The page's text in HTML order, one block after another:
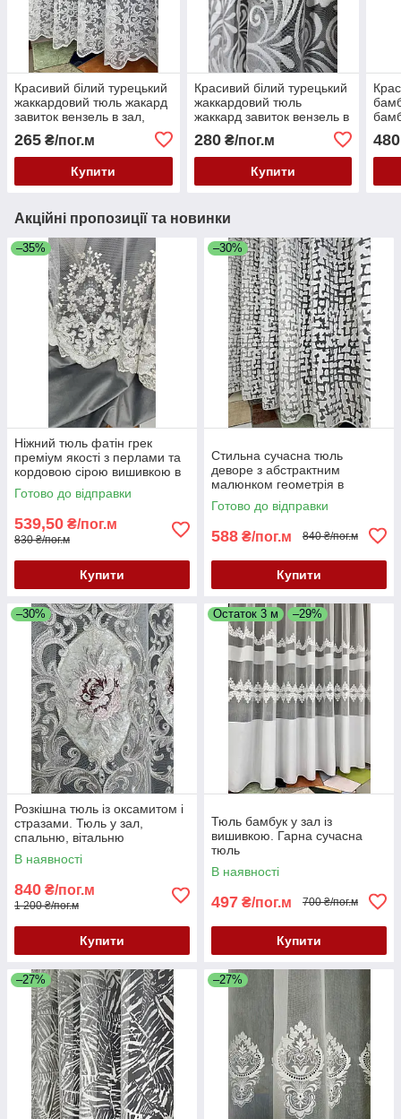
Красивий білий турецький
жаккардовий тюль жакард
завиток вензель в зал,
вітальню
265 ₴/пог.м
Купити
Красивий білий турецький
жаккардовий тюль
жаккард завиток вензель в
вітальню
280₴/пог.м
Купити
480
Акційні пропозиції та новинки
–35%
Ніжний тюль фатін грек
преміум якості з перлами та
кордовою сірою вишивкою в
спальню, зал або вітальню.
Останній метраж 2.7 м
Готово до відправки
539,50 ₴/пог.м
830 ₴/пог.м
Купити
–30%
Стильна сучасна тюль
деворе з абстрактним
малюнком геометрія в
молочному кольорі
Готово до відправки
588 ₴/пог.м 840 ₴/пог.м
Купити
–30%
Розкішна тюль із оксамитом і
стразами. Тюль у зал,
спальню, вітальню
В наявності
840 ₴/пог.м
1 200 ₴/пог.м
Купити
Остаток 3 м –29%
Тюль бамбук у зал із
вишивкою. Гарна сучасна
тюль
В наявності
497 ₴/пог.м 700 ₴/пог.м
Купити
–27% –27%